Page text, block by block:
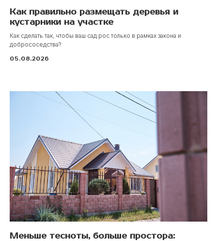
Как правильно размещать деревья и
кустарники на участке
Как сделать так, чтобы ваш сад рос только в рамках закона и
добрососедства?
05.08.2026
Меньше тесноты, больше простора: